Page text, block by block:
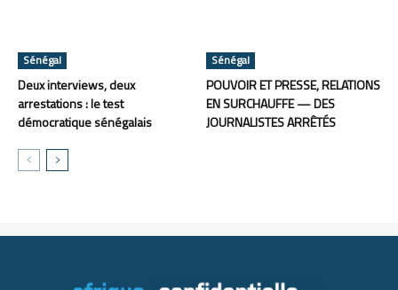
Sénégal
Deux interviews, deux
arrestations : le test
démocratique sénégalais
Sénégal
POUVOIR ET PRESSE, RELATIONS
EN SURCHAUFFE — DES
JOURNALISTES ARRÊTÉS